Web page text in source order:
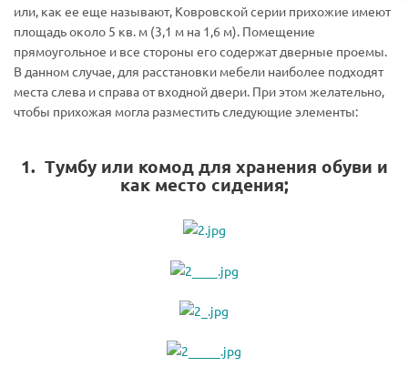
или, как ее еще называют, Ковровской серии прихожие имеют
площадь около 5 кв. м (3,1 м на 1,6 м). Помещение
прямоугольное и все стороны его содержат дверные проемы.
В данном случае, для расстановки мебели наиболее подходят
места слева и справа от входной двери. При этом желательно,
чтобы прихожая могла разместить следующие элементы:
1. Тумбу или комод для хранения обуви и
как место сидения;